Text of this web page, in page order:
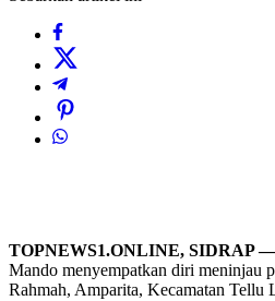
TOPNEWS1.ONLINE, SIDRAP —
Mando menyempatkan diri meninjau
Rahmah, Amparita, Kecamatan Tellu